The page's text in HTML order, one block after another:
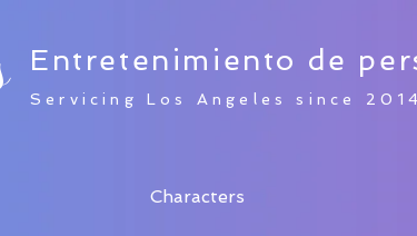
Entretenimiento de
Servicing Los Angeles since 2014
Characters